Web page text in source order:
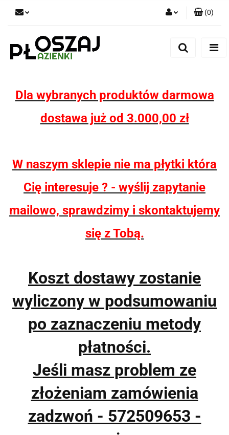
(0)
Dla wybranych produktów darmowa
dostawa już od 3.000,00 zł
W naszym sklepie nie ma płytki która
Cię interesuje ? - wyślij zapytanie
mailowo, sprawdzimy i skontaktujemy
się z Tobą.
Koszt dostawy zostanie
wyliczony w podsumowaniu
po zaznaczeniu metody
płatności.
Jeśli masz problem ze
złożeniam zamówienia
zadzwoń - 572509653 -